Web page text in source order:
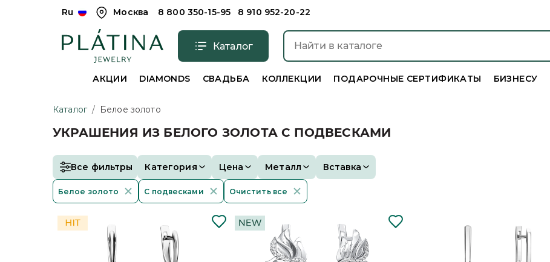
Ru Москва 8 800 350-15-95 8 910 952-20-22
Каталог
АКЦИИ DIAMONDS СВАДЬБА КОЛЛЕКЦИИ ПОДАРОЧНЫЕ СЕРТИФИКАТЫ БИЗНЕСУ
Каталог / Белое золото
УКРАШЕНИЯ ИЗ БЕЛОГО ЗОЛОТА С ПОДВЕСКАМИ
Все фильтры Категория Цена Металл Вставка
Белое золото С подвесками Очистить все